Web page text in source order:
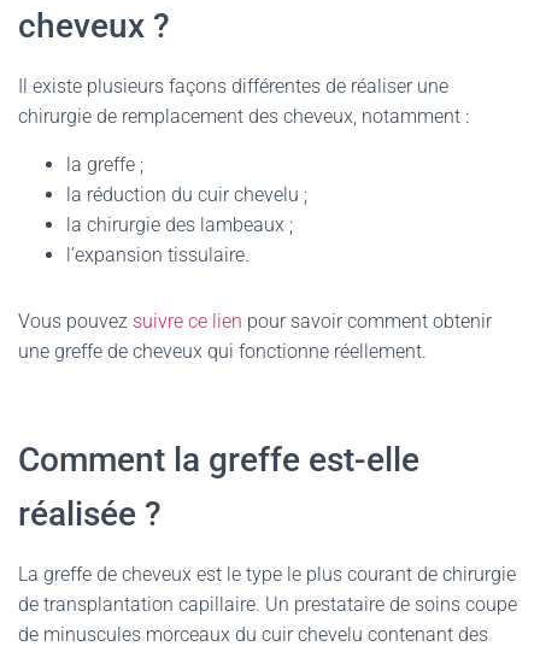
cheveux ?
Il existe plusieurs façons différentes de réaliser une
chirurgie de remplacement des cheveux, notamment :
la greffe ;
la réduction du cuir chevelu ;
la chirurgie des lambeaux ;
l’expansion tissulaire.
Vous pouvez suivre ce lien pour savoir comment obtenir
une greffe de cheveux qui fonctionne réellement.
Comment la greffe est-elle
réalisée ?
La greffe de cheveux est le type le plus courant de chirurgie
de transplantation capillaire. Un prestataire de soins coupe
de minuscules morceaux du cuir chevelu contenant des